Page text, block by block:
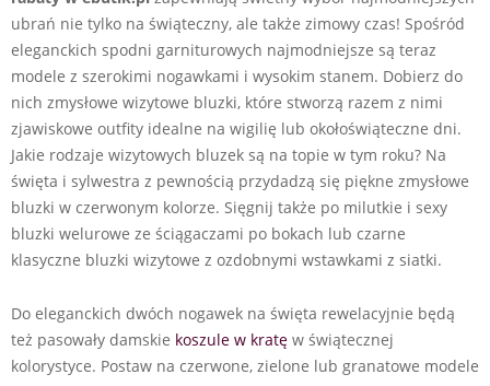
ubrań nie tylko na świąteczny, ale także zimowy czas! Spośród
eleganckich spodni garniturowych najmodniejsze są teraz
modele z szerokimi nogawkami i wysokim stanem. Dobierz do
nich zmysłowe wizytowe bluzki, które stworzą razem z nimi
zjawiskowe outfity idealne na wigilię lub okołoświąteczne dni.
Jakie rodzaje wizytowych bluzek są na topie w tym roku? Na
święta i sylwestra z pewnością przydadzą się piękne zmysłowe
bluzki w czerwonym kolorze. Sięgnij także po milutkie i sexy
bluzki welurowe ze ściągaczami po bokach lub czarne
klasyczne bluzki wizytowe z ozdobnymi wstawkami z siatki.
Do eleganckich dwóch nogawek na święta rewelacyjnie będą
też pasowały damskie koszule w kratę w świątecznej
kolorystyce. Postaw na czerwone, zielone lub granatowe modele